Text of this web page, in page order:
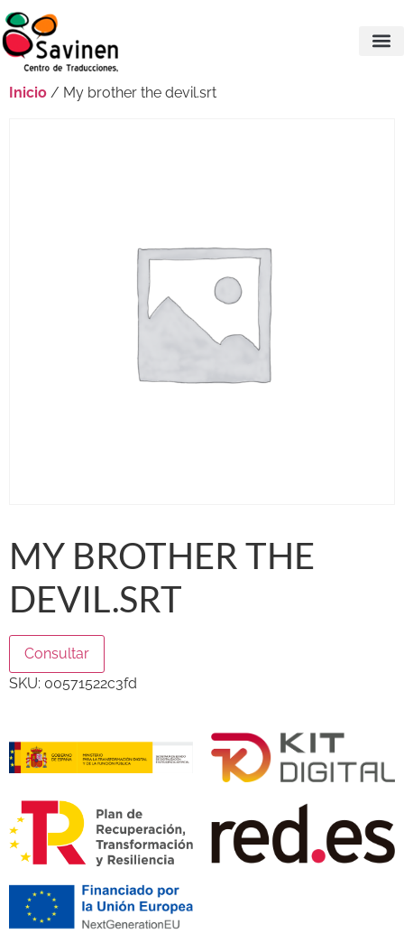
Inicio / My brother the devil.srt
MY BROTHER THE
DEVIL.SRT
Consultar
SKU: 00571522c3fd